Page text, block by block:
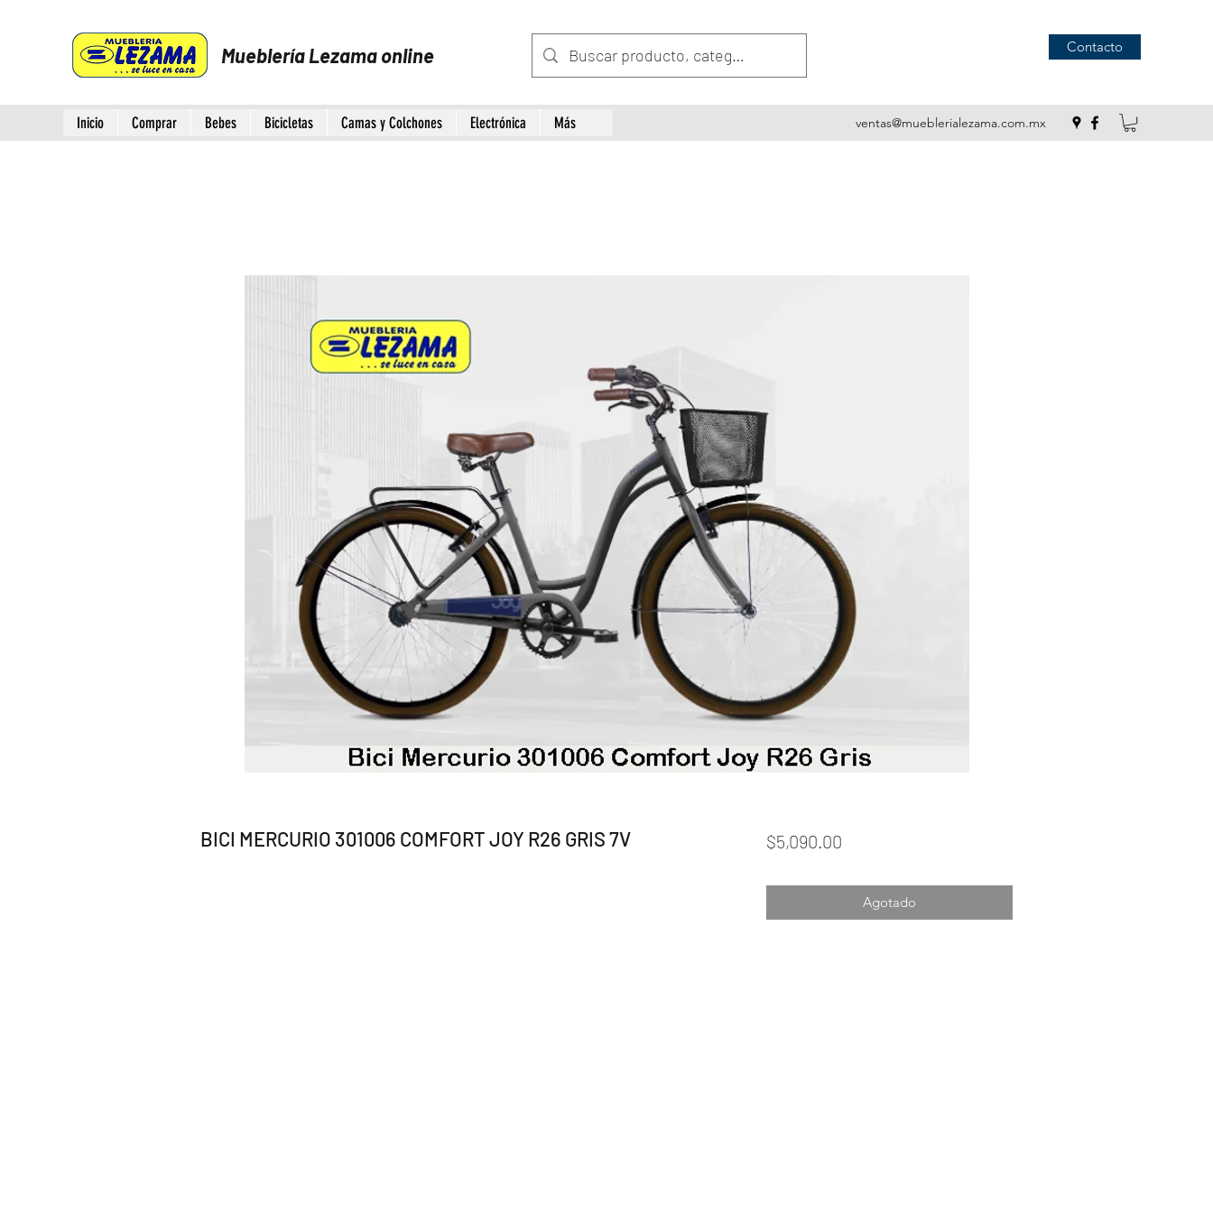
Mueblería Lezama online Contacto
Inicio Comprar Bebes Bicicletas Camas y Colchones Electrónica Más ventas@mueblerialezama.com.mx
BICI MERCURIO 301006 COMFORT JOY R26 GRIS 7V $5,090.00Precio
Agotado